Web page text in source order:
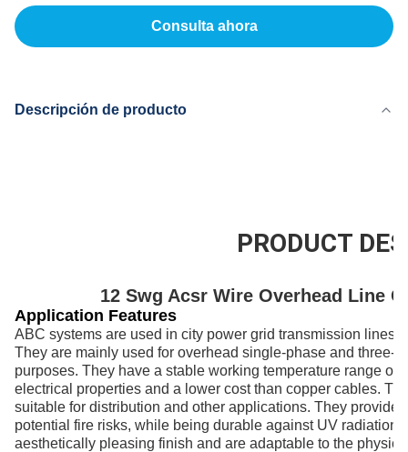
MingTong
Certificado
OPGW
20 kilómetros
Precio Unitario
LC, T/T
Consulta ahora
Descripción de producto
PRODUCT
12 Swg Acsr Wire Overhead Line
Application Features
ABC systems are used in city power grid transmission
They are mainly used for overhead single-phase and three-
purposes. They have a stable working temperature range of
electrical properties and a lower cost than copper cables.
suitable for distribution and other applications. They provide
potential fire risks, while being durable against UV
aesthetically pleasing finish and are adaptable to the